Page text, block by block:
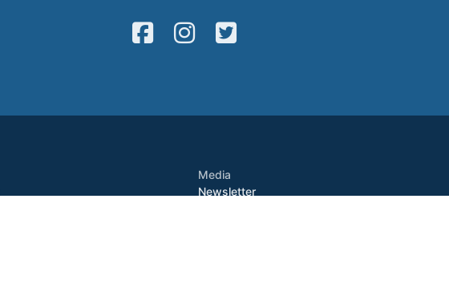
Media
Newsletter